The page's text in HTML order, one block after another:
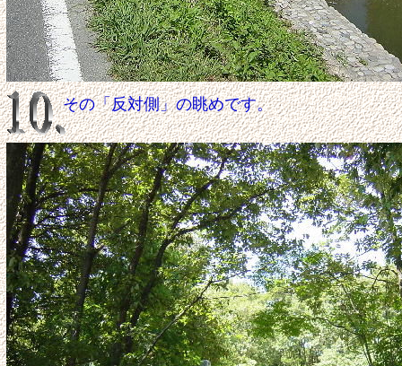
その「反対側」の眺めです。